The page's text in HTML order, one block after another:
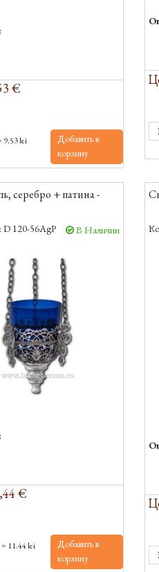
€
9.53 lei
Добавить в
корзину
серебро + патина -
D 120-56AgP В Наличии
€
= 11.44 lei
Добавить в
корзину